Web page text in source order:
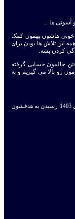
آسونی ها ...
خوبی هاشون بهمون کمک
این تلاش ها بودن برای
کردن بشه.
حالمون حسابی گرفته
رو بالا می گیریم و به
به امید فردایی بهتر! ربوچیپی ها همچنان هستند و در سال 1403 رسیدن به هدفشون